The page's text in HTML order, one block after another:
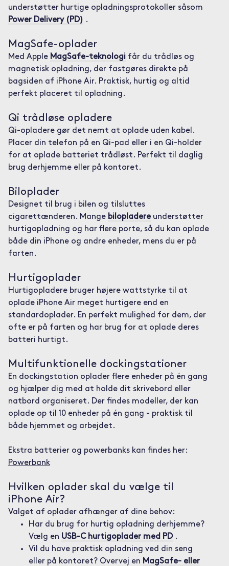
understøtter hurtige opladningsprotokoller såsom
Power Delivery (PD) .
MagSafe-oplader
Med Apple MagSafe-teknologifår du trådløs og
magnetisk opladning, der fastgøres direkte på
bagsiden af iPhone Air. Praktisk, hurtig og altid
perfekt placeret til opladning.
Qi trådløse opladere
Qi-opladere gør det nemt at oplade uden kabel.
Placer din telefon på en Qi-pad eller i en Qi-holder
for at oplade batteriet trådløst. Perfekt til daglig
brug derhjemme eller på kontoret.
Biloplader
Designet til brug i bilen og tilsluttes
cigarettænderen. Mange bilopladereunderstøtter
hurtigopladning og har flere porte, så du kan oplade
både din iPhone og andre enheder, mens du er på
farten.
Hurtigoplader
Hurtigopladere bruger højere wattstyrke til at
oplade iPhone Air meget hurtigere end en
standardoplader. En perfekt mulighed for dem, der
ofte er på farten og har brug for at oplade deres
batteri hurtigt.
Multifunktionelle dockingstationer
En dockingstation oplader flere enheder på én gang
og hjælper dig med at holde dit skrivebord eller
natbord organiseret. Der findes modeller, der kan
oplade op til 10 enheder på én gang - praktisk til
både hjemmet og arbejdet.
Ekstra batterier og powerbanks kan findes her:
Powerbank
Hvilken oplader skal du vælge til
iPhone Air?
Valget af oplader afhænger af dine behov:
Har du brug for hurtig opladning derhjemme?
Vælg en USB-C hurtigoplader med PD.
Vil du have praktisk opladning ved din seng
eller på kontoret? Overvej en MagSafe- eller